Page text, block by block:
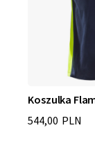
Koszulka
544,00 PLN